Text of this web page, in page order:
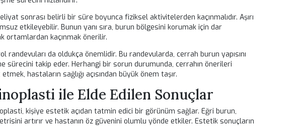
genellikle hastanın genel sağlık durumuna bağlıdır. Gerekli testler
burun yapısına uygun bir ameliyat planı oluşturulur. Bu süreçte, açık veya
biri tercih edilebilir. Her iki yöntemin de avantajları ve dezavantajları
de önemlidir. Hastaların iyileşme döneminde dikkat etmeleri gereken çeşitli
Bu sürecin başarılı bir şekilde yönetilmesi, elde edilen sonucun kalitesini
ile düzenli iletişim, olası sorunların erkenden tespit edilmesine yardımcı olur.
Bakım
bakım, başarılı bir sonuç için kritik öneme sahiptir. Ameliyat sonrası burun